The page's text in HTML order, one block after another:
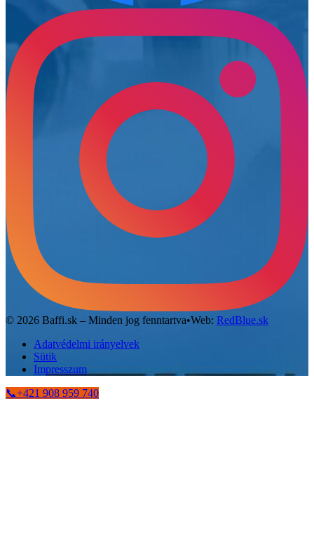
© 2026 Baffi.sk – Minden jog fenntartva•Web: RedBlue.sk
Adatvédelmi irányelvek
Sütik
Impresszum
📞+421 908 959 740